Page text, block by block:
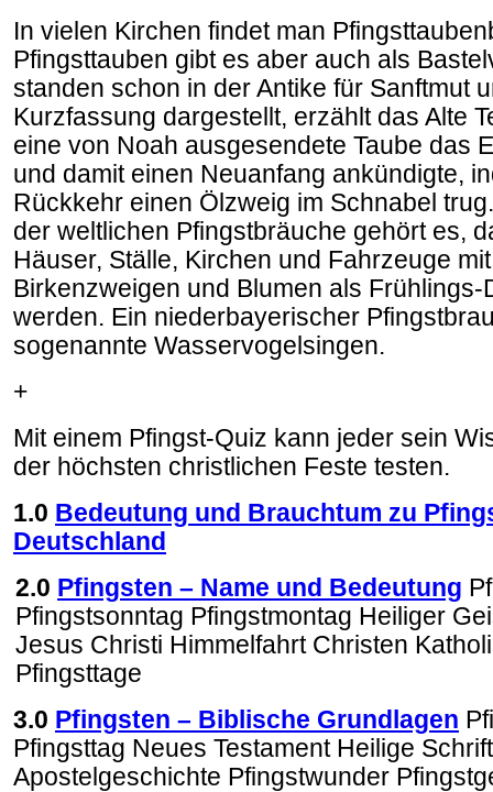
In vielen Kirchen findet man
Pfingsttauben gibt es aber auch als
standen schon in der Antike für Sanftmut
Kurzfassung dargestellt, erzählt das Alte
eine von Noah ausgesendete Taube das
und damit einen Neuanfang ankündigte,
Rückkehr einen Ölzweig im Schnabel
der weltlichen Pfingstbräuche gehört es,
Häuser, Ställe, Kirchen und Fahrzeuge
Birkenzweigen und Blumen als Frühlings-
werden. Ein niederbayerischer
sogenannte Wasservogelsingen.
+
Mit einem Pfingst-Quiz kann jeder sein
der höchsten christlichen Feste testen.
1.0 Bedeutung und Brauchtum zu
Deutschland
2.0 Pfingsten – Name und Bedeutung
Pfingstsonntag Pfingstmontag Heiliger
Jesus Christi Himmelfahrt Christen
Pfingsttage
3.0 Pfingsten – Biblische Grundlagen
Pfingsttag Neues Testament Heilige Schrift
Apostelgeschichte Pfingstwunder